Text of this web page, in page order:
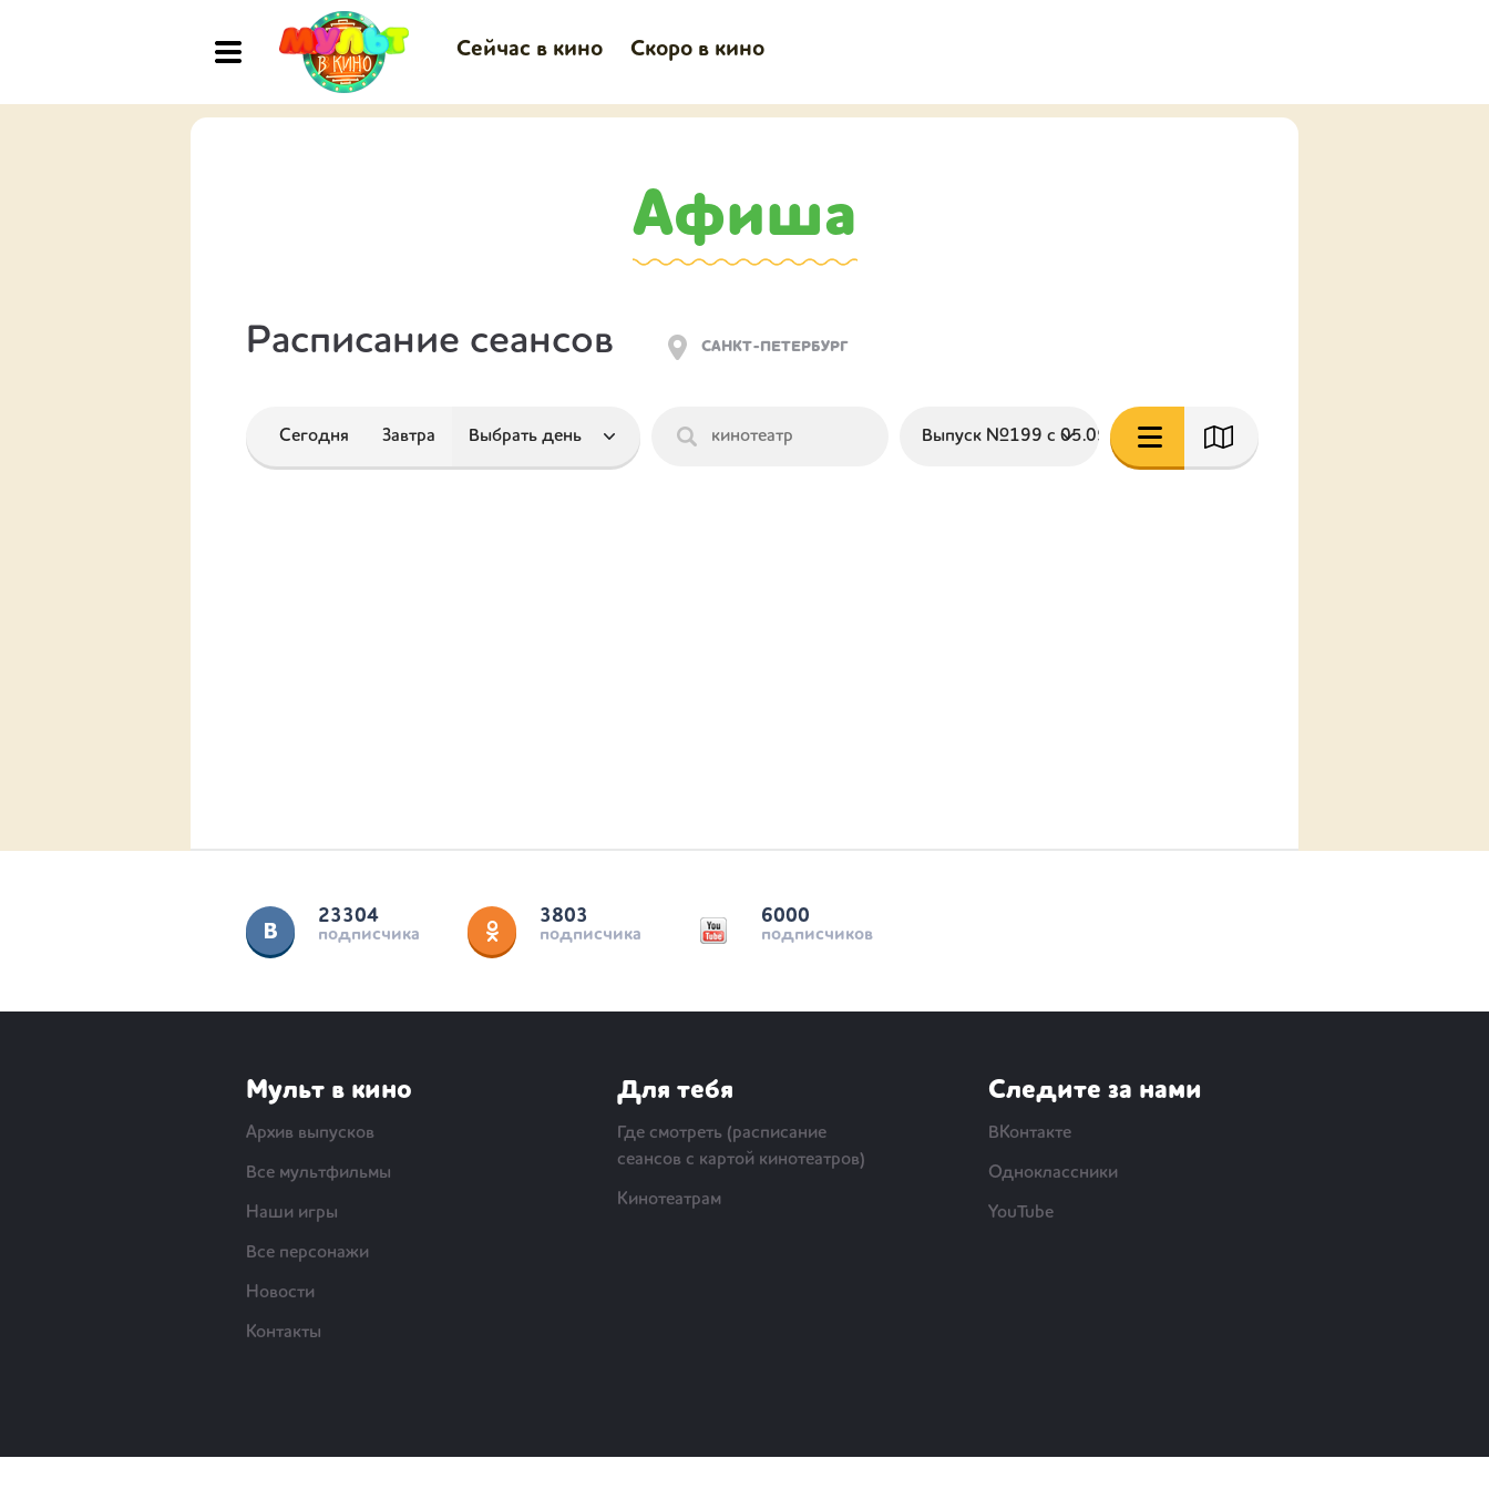
Сейчас в кино Скоро в кино
Афиша
Расписание сеансов
Сегодня Завтра
23304
подписчика
3803
подписчика
6000
подписчиков
Мульт в кино
Архив выпусков
Все мультфильмы
Наши игры
Все персонажи
Новости
Контакты
Для тебя
Где смотреть (расписание
сеансов с картой кинотеатров)
Кинотеатрам
Следите за нами
ВКонтакте
Одноклассники
YouTube